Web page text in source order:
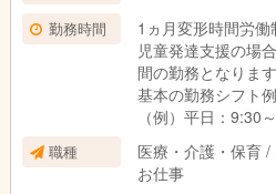
勤務時間
1ヵ月変形時間労
児童発達支援の場
間の勤務となります
基本の勤務シフト例
（例）平日：9:30
※働き方や対象の
ます。
職種
医療・介護・保育
お仕事